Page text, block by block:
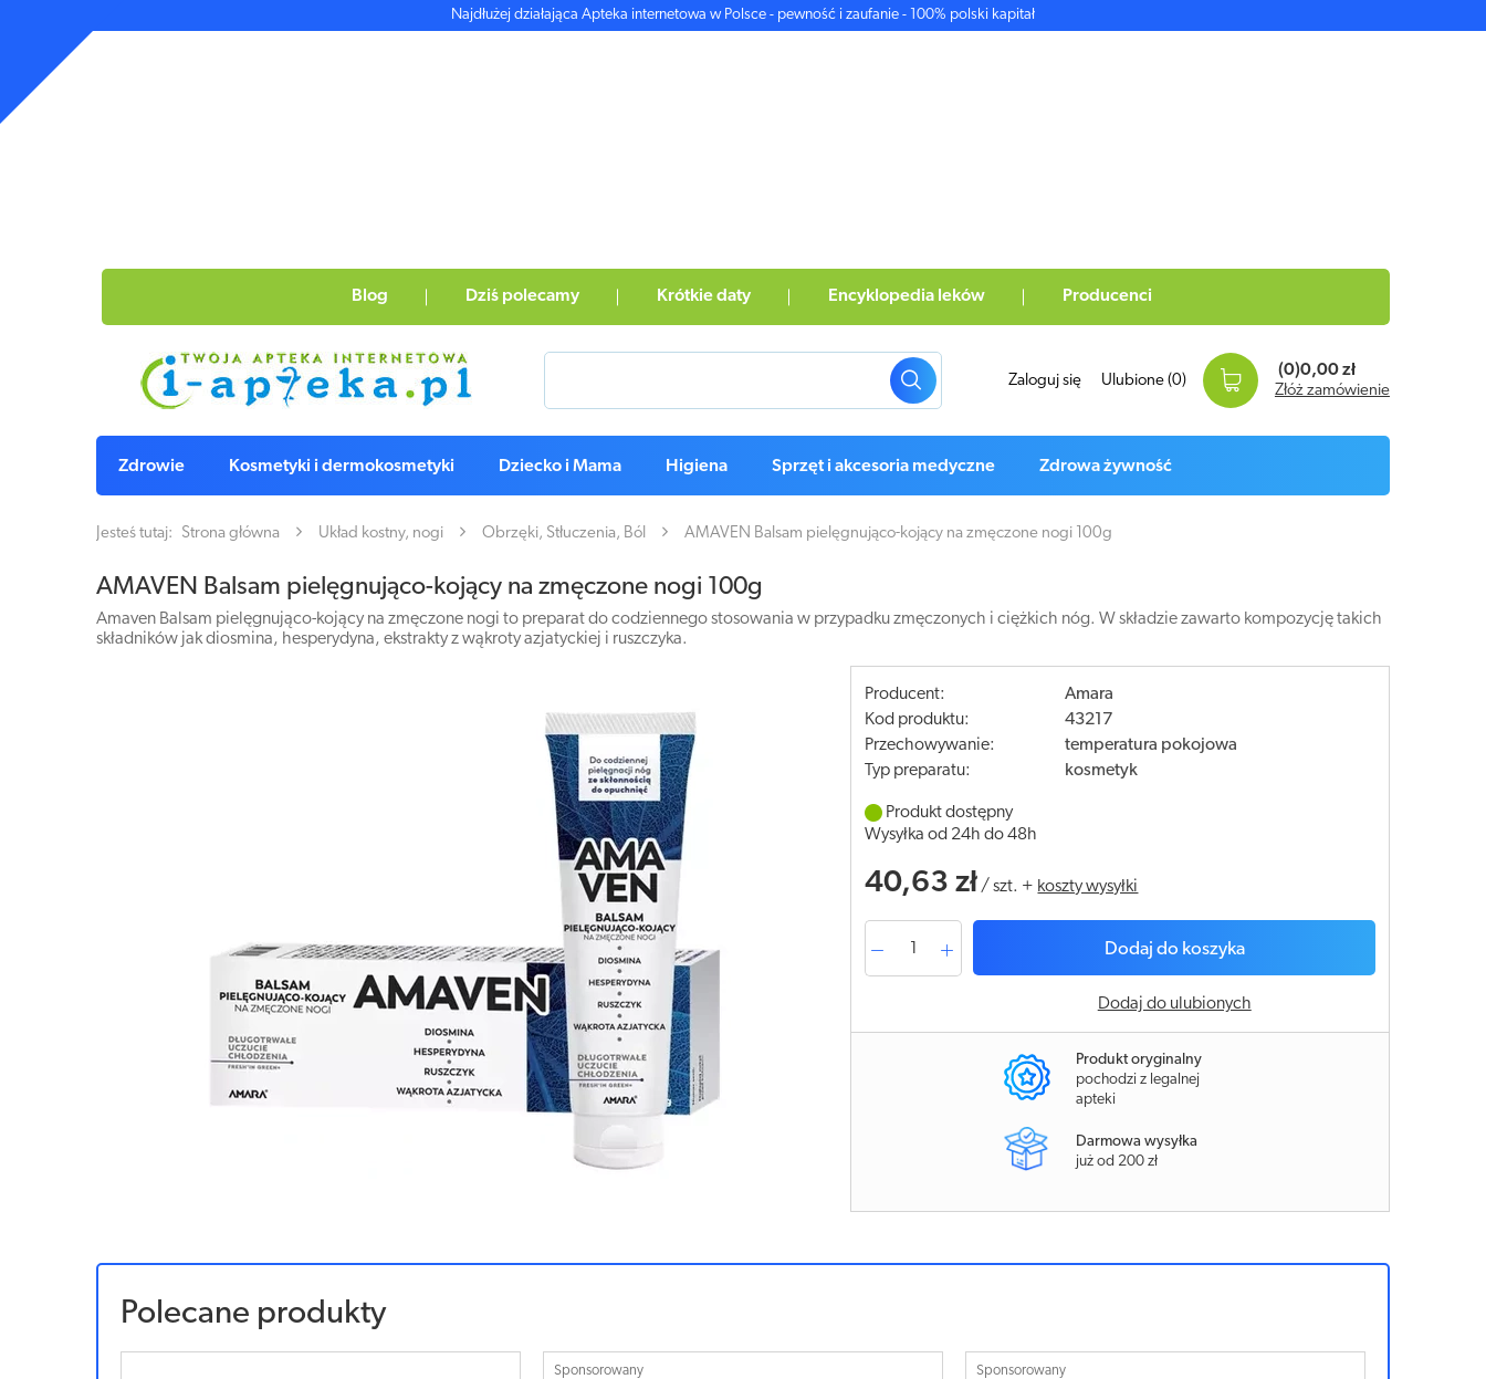
Najdłużej działająca Apteka internetowa w Polsce - pewność i zaufanie - 100% polski kapitał
Blog Dziś polecamy Krótkie daty Encyklopedia leków Producenci
Zaloguj się Ulubione (0)
(0)0,00 zł
Złóż zamówienie
Zdrowie Kosmetyki i dermokosmetyki Dziecko i Mama Higiena Sprzęt i akcesoria medyczne Zdrowa żywność
Jesteś tutaj: Strona główna Układ kostny, nogi Obrzęki, Stłuczenia, Ból AMAVEN Balsam pielęgnująco-kojący na zmęczone nogi 100g
AMAVEN Balsam pielęgnująco-kojący na zmęczone nogi 100g
Amaven Balsam pielęgnująco-kojący na zmęczone nogi to preparat do codziennego stosowania w przypadku zmęczonych i ciężkich nóg. W składzie zawarto kompozycję takich
składników jak diosmina, hesperydyna, ekstrakty z wąkroty azjatyckiej i ruszczyka.
Producent:
Amara
Kod produktu:
43217
Przechowywanie:
temperatura pokojowa
Typ preparatu:
kosmetyk
Produkt dostępny
Wysyłka od 24h do 48h
40,63 zł /szt. + koszty wysyłki
Dodaj do koszyka
Dodaj do ulubionych
Produkt oryginalny
pochodzi z legalnej
apteki
Darmowa wysyłka
już od 200 zł
Polecane produkty
Sponsorowany Sponsorowany